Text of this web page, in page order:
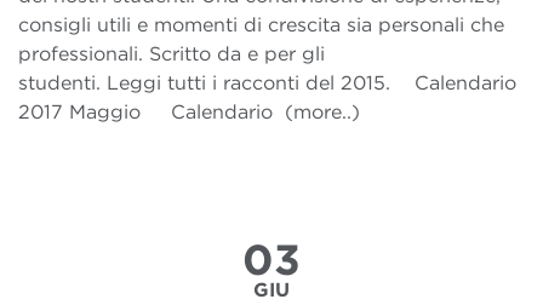
consigli utili e momenti di crescita sia personali che
professionali. Scritto da e per gli
studenti. Leggi tutti i racconti del 2015. Calendario
2017 Maggio Calendario (more..)
03
GIU